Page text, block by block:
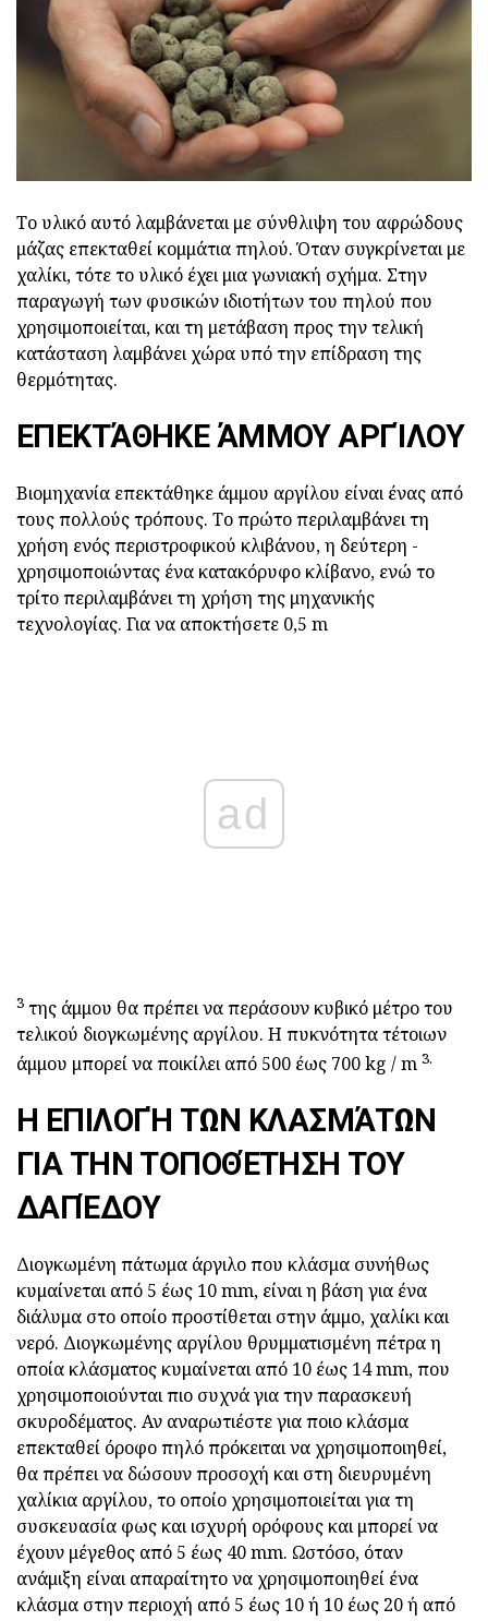
Το υλικό αυτό λαμβάνεται με σύνθλιψη του αφρώδους
μάζας επεκταθεί κομμάτια πηλού. Όταν συγκρίνεται με
χαλίκι, τότε το υλικό έχει μια γωνιακή σχήμα. Στην
παραγωγή των φυσικών ιδιοτήτων του πηλού που
χρησιμοποιείται, και τη μετάβαση προς την τελική
κατάσταση λαμβάνει χώρα υπό την επίδραση της
θερμότητας.
ΕΠΕΚΤΆΘΗΚΕ ΆΜΜΟΥ ΑΡΓΊΛΟΥ
Βιομηχανία επεκτάθηκε άμμου αργίλου είναι ένας από
τους πολλούς τρόπους. Το πρώτο περιλαμβάνει τη
χρήση ενός περιστροφικού κλιβάνου, η δεύτερη -
χρησιμοποιώντας ένα κατακόρυφο κλίβανο, ενώ το
τρίτο περιλαμβάνει τη χρήση της μηχανικής
τεχνολογίας. Για να αποκτήσετε 0,5 m
ad
3 της άμμου θα πρέπει να περάσουν κυβικό μέτρο του
τελικού διογκωμένης αργίλου. Η πυκνότητα τέτοιων
άμμου μπορεί να ποικίλει από 500 έως 700 kg / m 3.
Η ΕΠΙΛΟΓΉ ΤΩΝ ΚΛΑΣΜΆΤΩΝ
ΓΙΑ ΤΗΝ ΤΟΠΟΘΈΤΗΣΗ ΤΟΥ
ΔΑΠΈΔΟΥ
Διογκωμένη πάτωμα άργιλο που κλάσμα συνήθως
κυμαίνεται από 5 έως 10 mm, είναι η βάση για ένα
διάλυμα στο οποίο προστίθεται στην άμμο, χαλίκι και
νερό. Διογκωμένης αργίλου θρυμματισμένη πέτρα η
οποία κλάσματος κυμαίνεται από 10 έως 14 mm, που
χρησιμοποιούνται πιο συχνά για την παρασκευή
σκυροδέματος. Αν αναρωτιέστε για ποιο κλάσμα
επεκταθεί όροφο πηλό πρόκειται να χρησιμοποιηθεί,
θα πρέπει να δώσουν προσοχή και στη διευρυμένη
χαλίκια αργίλου, το οποίο χρησιμοποιείται για τη
συσκευασία φως και ισχυρή ορόφους και μπορεί να
έχουν μέγεθος από 5 έως 40 mm. Ωστόσο, όταν
ανάμιξη είναι απαραίτητο να χρησιμοποιηθεί ένα
κλάσμα στην περιοχή από 5 έως 10 ή 10 έως 20 ή από